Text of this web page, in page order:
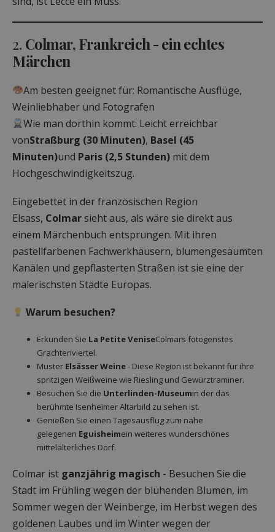
2. Colmar, Frankreich - ein echtes
Märchen
Am besten geeignet für: Romantische Ausflüge,
Weinliebhaber und Fotografen
Wie man dorthin kommt: Leicht erreichbar
vonStraßburg (30 Minuten), Basel (45
Minuten)und Paris (2,5 Stunden) mit dem
Hochgeschwindigkeitszug.
Eingebettet in der französischen Region
Elsass, Colmarsieht aus, als wäre sie direkt aus
einem Märchenbuch entsprungen. Mit ihren
pastellfarbenen Fachwerkhäusern, blumengesäumten
Kanälen und gepflasterten Straßen ist sie eine der
malerischsten Städte Europas.
Warum besuchen?
Erkunden Sie La Petite VeniseColmars fotogenstes
Grachtenviertel.
Muster Elsässer Weine- Diese Region ist bekannt für ihre
spritzigen Weißweine wie Riesling und Gewürztraminer.
Besuchen Sie die Unterlinden-Museumin der das
berühmte Isenheimer Altarbild zu sehen ist.
Genießen Sie einen Tagesausflug zum nahe
gelegenen Eguisheimein weiteres wunderschönes
mittelalterliches Dorf.
Colmar ist ganzjährig magisch - Besuchen Sie die
Stadt im Frühling wegen der blühenden Blumen, im
Sommer wegen der Weinberge, im Herbst wegen des
goldenen Laubes und im Winter wegen der